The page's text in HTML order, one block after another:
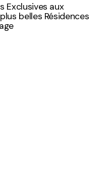
Exclusives aux
belles Résidences